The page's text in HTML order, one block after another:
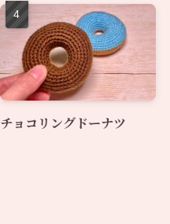
チョコリングドーナツ